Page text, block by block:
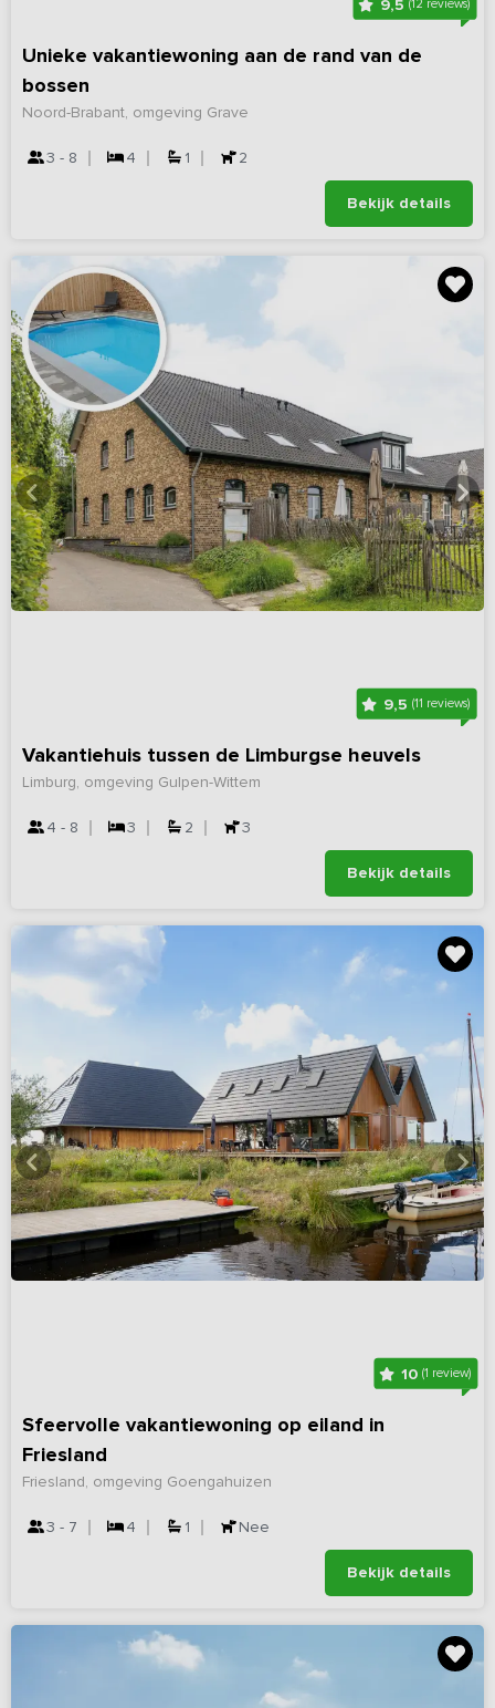
9,5(12 reviews)
Unieke vakantiewoning aan de rand van de
bossen
Noord-Brabant, omgeving Grave
3 - 8 4 1 2
Bekijk details
9,5(11 reviews)
Vakantiehuis tussen de Limburgse heuvels
Limburg, omgeving Gulpen-Wittem
4 - 8 3 2 3
Bekijk details
10(1 review)
Sfeervolle vakantiewoning op eiland in
Friesland
Friesland, omgeving Goengahuizen
3 - 7 4 1 Nee
Bekijk details